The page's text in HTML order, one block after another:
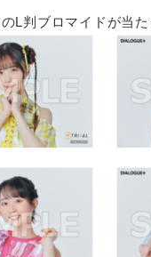
L判ブロマイドが当